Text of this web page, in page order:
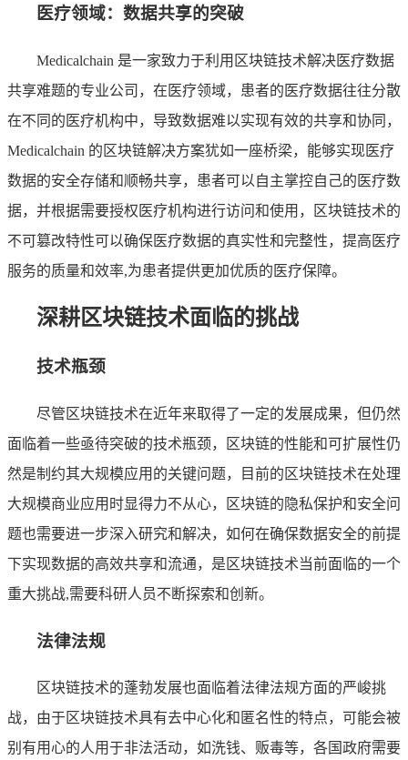
医疗领域：数据共享的突破
Medicalchain 是一家致力于利用区块链技术解决医疗数据
共享难题的专业公司，在医疗领域，患者的医疗数据往往分散
在不同的医疗机构中，导致数据难以实现有效的共享和协同，
Medicalchain 的区块链解决方案犹如一座桥梁，能够实现医疗
数据的安全存储和顺畅共享，患者可以自主掌控自己的医疗数
据，并根据需要授权医疗机构进行访问和使用，区块链技术的
不可篡改特性可以确保医疗数据的真实性和完整性，提高医疗
服务的质量和效率,为患者提供更加优质的医疗保障。
深耕区块链技术面临的挑战
技术瓶颈
尽管区块链技术在近年来取得了一定的发展成果，但仍然
面临着一些亟待突破的技术瓶颈，区块链的性能和可扩展性仍
然是制约其大规模应用的关键问题，目前的区块链技术在处理
大规模商业应用时显得力不从心，区块链的隐私保护和安全问
题也需要进一步深入研究和解决，如何在确保数据安全的前提
下实现数据的高效共享和流通，是区块链技术当前面临的一个
重大挑战,需要科研人员不断探索和创新。
法律法规
区块链技术的蓬勃发展也面临着法律法规方面的严峻挑
战，由于区块链技术具有去中心化和匿名性的特点，可能会被
别有用心的人用于非法活动，如洗钱、贩毒等，各国政府需要